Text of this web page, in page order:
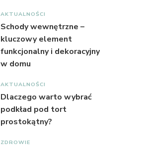
AKTUALNOŚCI
Schody wewnętrzne –
kluczowy element
funkcjonalny i dekoracyjny
w domu
AKTUALNOŚCI
Dlaczego warto wybrać
podkład pod tort
prostokątny?
ZDROWIE